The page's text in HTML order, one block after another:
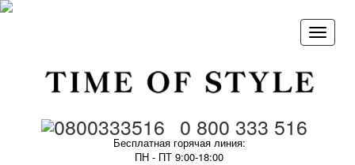
0 800 333 516
Бесплатная горячая линия:
ПН - ПТ 9:00-18:00